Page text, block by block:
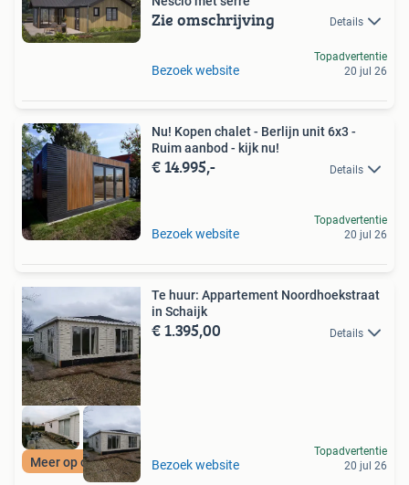
Zie omschrijving Details
Bezoek website
Topadvertentie
20 jul 26
Nu! Kopen chalet - Berlijn unit 6x3 -
Ruim aanbod - kijk nu!
€ 14.995,- Details
Bezoek website
Topadvertentie
20 jul 26
Meer op onze site
Te huur: Appartement Noordhoekstraat
in Schaijk
€ 1.395,00 Details
Bezoek website
Topadvertentie
20 jul 26